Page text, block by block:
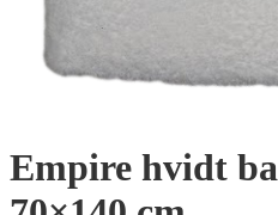
Empire hvidt